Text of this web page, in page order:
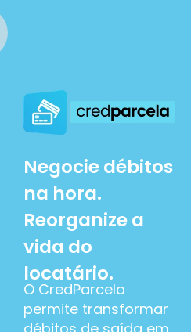
Negocie débitos
na hora.
Reorganize a
vida do
locatário.
O CredParcela
permite transformar